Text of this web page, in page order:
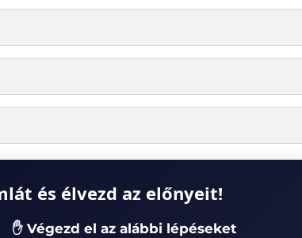
és élvezd az előnyeit!
✋ Végezd el az alábbi lépéseket